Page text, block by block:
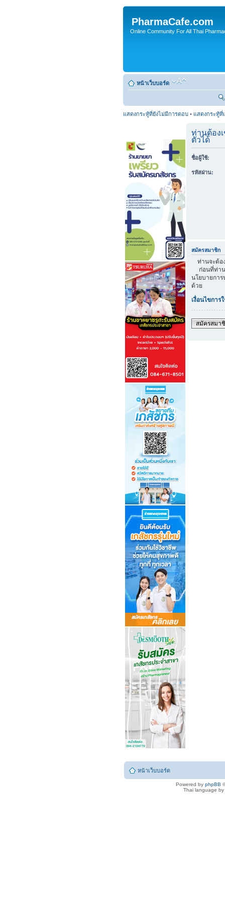
PharmaCafe.com
Online Community For All Thai
หน้าเว็บบอร์ด
แสดงกระทู้ที่ยังไม่มีการตอบ • แสดงกระทู้ที่
ท่านต้อง
ตัวได้
ชื่อผู้ใช้:
รหัสผ่าน:
สมัครสมาชิก
ท่านจะต้อ
ก่อนที่ท่าน
นโยบายกา
ด้วย
เงื่อนไขการ
สมัครสมา
หน้าเว็บบอร์ด
Powered by phpBB
Thai language by